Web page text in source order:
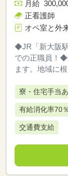
月給
正看護師
オペ室と外
◆JR「新大阪
での正職員！◆
ます。地域に
寮・住宅手当
有給消化率70
交通費支給